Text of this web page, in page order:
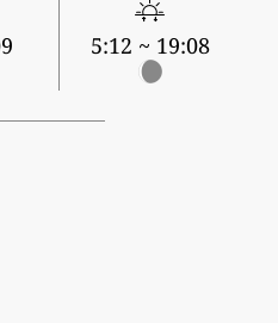
5:12 ~ 19:08